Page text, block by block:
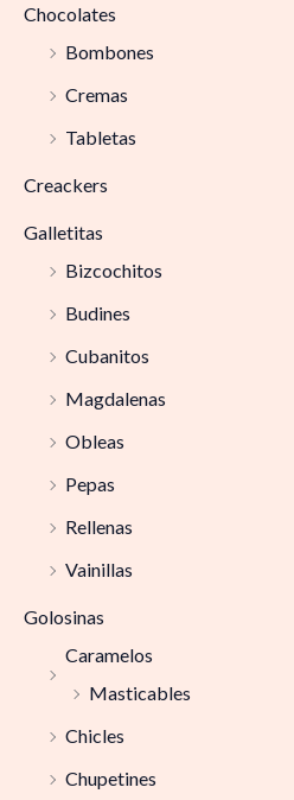
Chocolates
Bombones
Cremas
Tabletas
Creackers
Galletitas
Bizcochitos
Budines
Cubanitos
Magdalenas
Obleas
Pepas
Rellenas
Vainillas
Golosinas
Caramelos
Masticables
Chicles
Chupetines